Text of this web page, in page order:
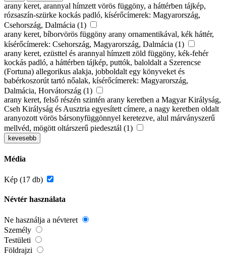
arany keret, arannyal hímzett vörös függöny, a háttérben tájkép,
rózsaszín-szürke kockás padló, kísérőcímerek: Magyarország,
Csehország, Dalmácia (1)
arany keret, bíborvörös függöny arany ornamentikával, kék háttér,
kísérőcímerek: Csehország, Magyarország, Dalmácia (1)
arany keret, ezüsttel és arannyal hímzett zöld függöny, kék-fehér
kockás padló, a háttérben tájkép, puttók, baloldalt a Szerencse
(Fortuna) allegorikus alakja, jobboldalt egy könyveket és
babérkoszorút tartó nőalak, kísérőcímerek: Magyarország,
Dalmácia, Horvátország (1)
arany keret, felső részén szintén arany keretben a Magyar Királyság,
Cseh Királyság és Ausztria egyesített címere, a nagy keretben oldalt
aranyozott vörös bársonyfüggönnyel keretezve, alul márványszerű
mellvéd, mögött oltárszerű piedesztál (1)
kevesebb
Média
Kép (17 db)
Névtér használata
Ne használja a névteret
Személy
Testületi
Földrajzi